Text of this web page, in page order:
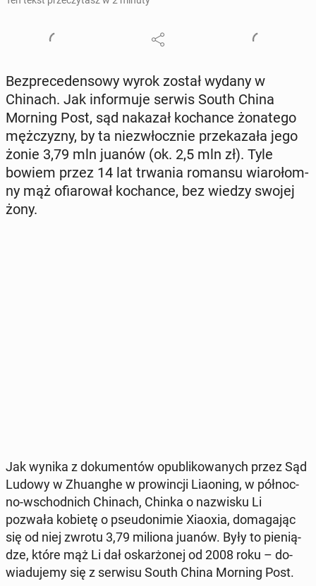
Bez­pre­ce­den­so­wy wyrok został wydany w
Chinach. Jak in­for­mu­je serwis South China
Morning Post, sąd nakazał ko­chan­ce żo­na­te­go
męż­czy­zny, by ta nie­zwłocz­nie prze­ka­za­ła jego
żonie 3,79 mln juanów (ok. 2,5 mln zł). Tyle
bowiem przez 14 lat trwania romansu wia­ro­łom­
ny mąż ofia­ro­wał ko­chan­ce, bez wiedzy swojej
żony.
Jak wynika z do­ku­men­tów opu­bli­ko­wa­nych przez Sąd
Ludowy w Zhu­an­ghe w pro­win­cji Lia­oning, w pół­noc­
no-wschod­nich Chinach, Chinka o na­zwi­sku Li
pozwała kobietę o pseu­do­ni­mie Xiaoxia, do­ma­ga­jąc
się od niej zwrotu 3,79 miliona juanów. Były to pie­nią­
dze, które mąż Li dał oskar­żo­nej od 2008 roku – do­
wia­du­je­my się z serwisu South China Morning Post.